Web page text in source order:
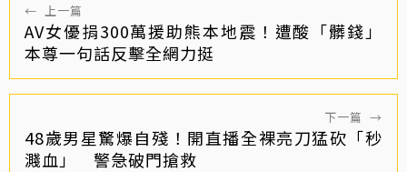
← 上一篇
AV女優捐300萬援助熊本地震！遭酸「髒錢」
本尊一句話反擊全網力挺
下一篇 →
48歲男星驚爆自殘！開直播全裸亮刀猛砍「秒
濺血」 警急破門搶救